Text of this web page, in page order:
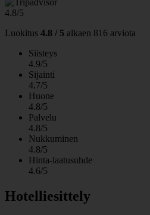
4.8/5
Luokitus 4.8 / 5 alkaen 816 arviota
Siisteys
4.9/5
Sijainti
4.7/5
Huone
4.8/5
Palvelu
4.8/5
Nukkuminen
4.8/5
Hinta-laatusuhde
4.6/5
Hotelliesittely